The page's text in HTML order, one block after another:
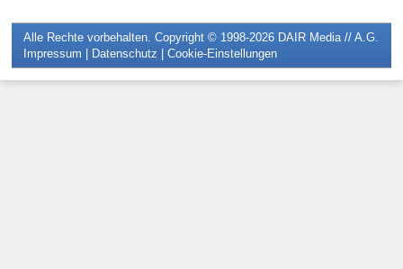
Alle Rechte vorbehalten. Copyright © 1998-2026 DAIR Media // A.G.
Impressum | Datenschutz | Cookie-Einstellungen